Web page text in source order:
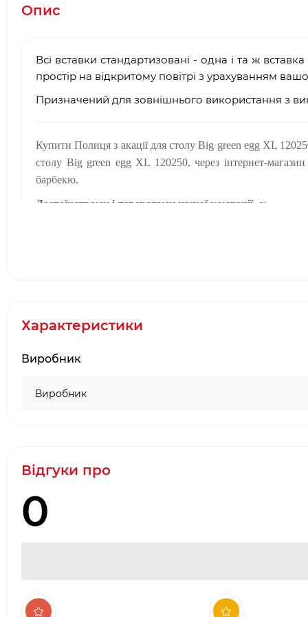
Опис
Всі вставки стандартизовані - одна і та ж
простір на відкритому повітрі з урахуванням
Призначений для зовнішнього використання з
Купити Полиця з акації для столу Big green egg XL
столу Big green egg XL 120250, через інтернет-
барбекю.
Достоїнствами і перевагами нашої компанії, є:
· Наявність товару на складі виробника в Києві
Характеристики
Виробник
Виробник
Відгуки про
0